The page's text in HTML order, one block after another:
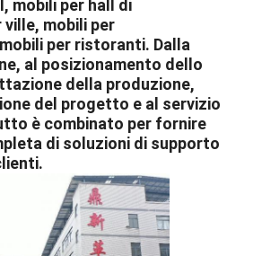
, mobili per hall di
ville, mobili per
mobili per ristoranti. Dalla
al posizionamento dello
della produzione,
del progetto e al servizio
è combinato per fornire
di soluzioni di supporto